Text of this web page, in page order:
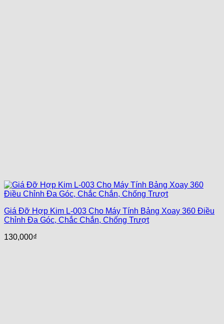
Giá Đỡ Hợp Kim L-003 Cho Máy Tính Bảng Xoay 360 Điều
Chỉnh Đa Góc, Chắc Chắn, Chống Trượt
130,000₫